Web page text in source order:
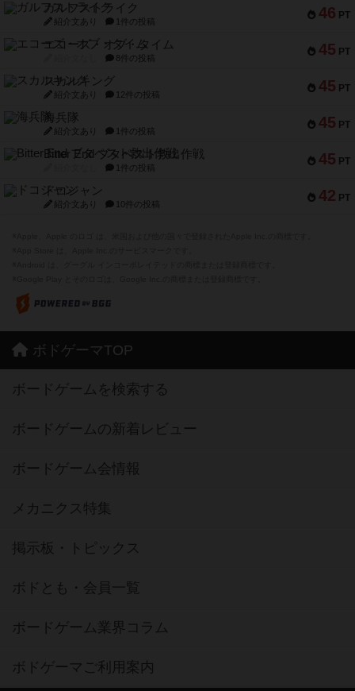
46 PT
ガルフストライク
紹介文あり 1件の投稿
45 PT
エコーズ・オブ・タイム
8件の投稿
45 PT
スカルキング
紹介文あり 12件の投稿
45 PT
海兵隊
紹介文あり 1件の投稿
45 PT
Bitter End ブタペスト救出作戦
1件の投稿
42 PT
ドコジャン
紹介文あり 10件の投稿
ボドゲーマTOP
ボードゲームを検索する
ボードゲームの新着レビュー
ボードゲーム会情報
メカニクス特集
掲示板・トピックス
ボドとも・会員一覧
ボードゲーム業界コラム
ボドゲーマご利用案内